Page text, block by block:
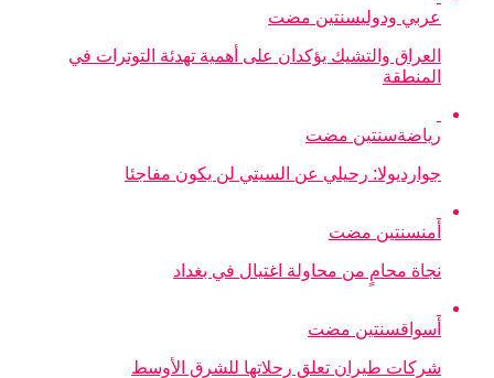
عربي ودوليسنتين مضت
العراق والتشيك يؤكدان على أهمية تهدئة التوترات في
المنطقة
رياضةسنتين مضت
جوارديولا: رحيلي عن السيتي لن يكون مفاجئا
أمنسنتين مضت
نجاة محامٍ من محاولة اغتيال في بغداد
أسواقسنتين مضت
شركات طيران تعلق رحلاتها للشرق الأوسط